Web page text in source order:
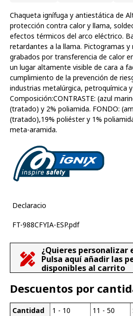
Chaqueta ignífuga y antiestática de
protección contra calor y llama,
efectos térmicos del arco eléctrico.
retardantes a la llama. Pictogramas y
grabados por transferencia de calor
un lugar altamente visible de cara a
cumplimiento de la prevención de
industrias metalúrgica, petroquímica
Composición:CONTRASTE: (azul
(tratado) y 2% poliamida. FONDO:
(tratado),19% poliéster y 1%
meta-aramida.
Declaracio
FT-988CFYIA-ESP.pdf
¿Quieres personalizar
Pulsa aquí añadir las
disponibles al carrito
Descuentos por
Cantidad
1 - 10
11 - 50